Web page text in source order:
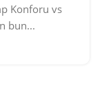
Konforu vs
bun...